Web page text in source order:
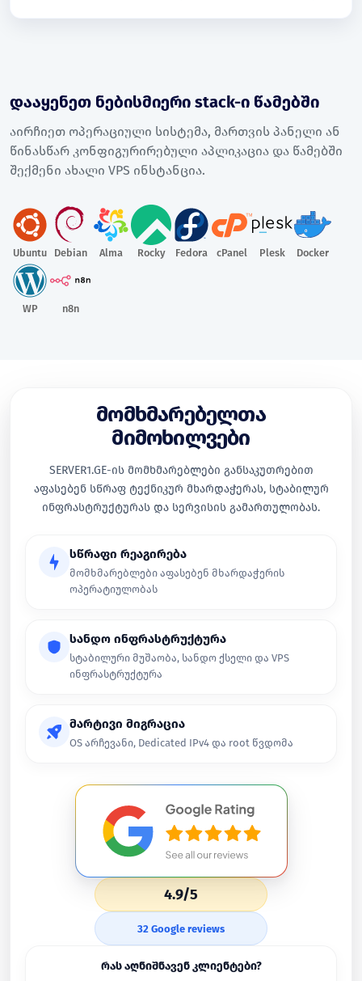
დააყენეთ ნებისმიერი stack-ი წამებში
აირჩიეთ ოპერაციული სისტემა, მართვის პანელი ან
წინასწარ კონფიგურირებული აპლიკაცია და წამებში
შექმენი ახალი VPS ინსტანცია.
Ubuntu Debian Alma Rocky Fedora cPanel Plesk Docker
WP n8n
მომხმარებელთა
მიმოხილვები
SERVER1.GE-ის მომხმარებლები განსაკუთრებით
აფასებენ სწრაფ ტექნიკურ მხარდაჭერას, სტაბილურ
ინფრასტრუქტურას და სერვისის გამართულობას.
სწრაფი რეაგირება
მომხმარებლები აფასებენ მხარდაჭერის
ოპერატიულობას
სანდო ინფრასტრუქტურა
სტაბილური მუშაობა, სანდო ქსელი და VPS
ინფრასტრუქტურა
მარტივი მიგრაცია
OS არჩევანი, Dedicated IPv4 და root წვდომა
4.9/5
32 Google reviews
რას აღნიშნავენ კლიენტები?